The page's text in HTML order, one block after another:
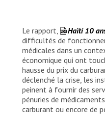
Le rapport, Haïti 10
difficultés de
médicales dans un
économique qui ont
hausse du prix du
déclenché la crise, les
peinent à fournir des
pénuries de
carburant ou encore de